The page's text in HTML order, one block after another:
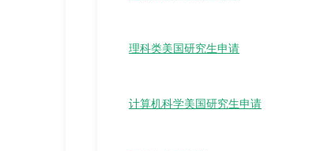
理科类美国研究生申请
计算机科学美国研究生申请